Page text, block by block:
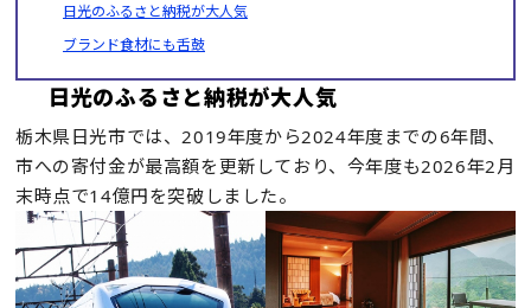
日光のふるさと納税が大人気
ブランド食材にも舌鼓
日光のふるさと納税が大人気
栃木県日光市では、2019年度から2024年度までの6年間、
市への寄付金が最高額を更新しており、今年度も2026年2月
末時点で14億円を突破しました。